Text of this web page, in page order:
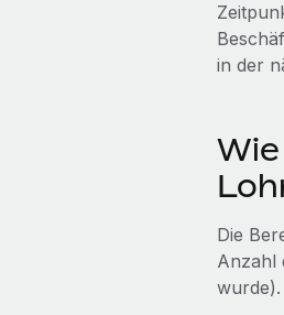
in der
Die
Anzahl
wurde).